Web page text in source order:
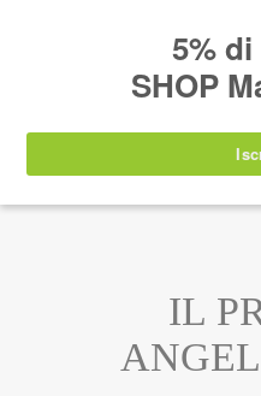
IL
nuovamente